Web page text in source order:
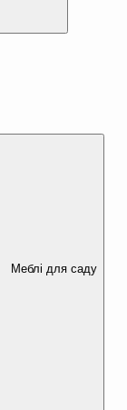
Меблі для саду